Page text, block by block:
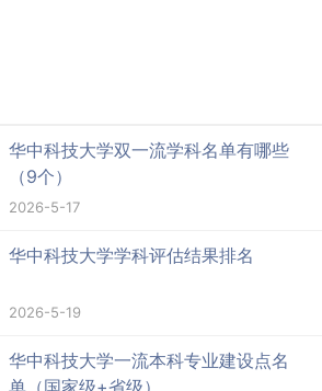
华中科技大学双一流学科名单有哪些
（9个）
2026-5-17
华中科技大学学科评估结果排名
2026-5-19
华中科技大学一流本科专业建设点名